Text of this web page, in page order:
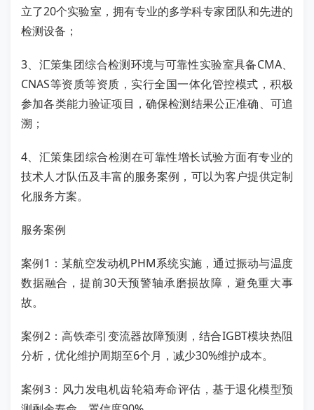
立了20个实验室，拥有专业的多学科专家团队和先进的
检测设备；
3、汇策集团综合检测环境与可靠性实验室具备CMA、
CNAS等资质等资质，实行全国一体化管控模式，积极
参加各类能力验证项目，确保检测结果公正准确、可追
溯；
4、汇策集团综合检测在可靠性增长试验方面有专业的
技术人才队伍及丰富的服务案例，可以为客户提供定制
化服务方案。
服务案例
案例1：某航空发动机PHM系统实施，通过振动与温度
数据融合，提前30天预警轴承磨损故障，避免重大事
故。
案例2：高铁牵引变流器故障预测，结合IGBT模块热阻
分析，优化维护周期至6个月，减少30%维护成本。
案例3：风力发电机齿轮箱寿命评估，基于退化模型预